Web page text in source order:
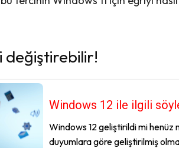
değiştirebilir!
Windows 12 ile ilgili
Windows 12 geliştirildi mi henüz
duyumlara göre geliştirilmiş